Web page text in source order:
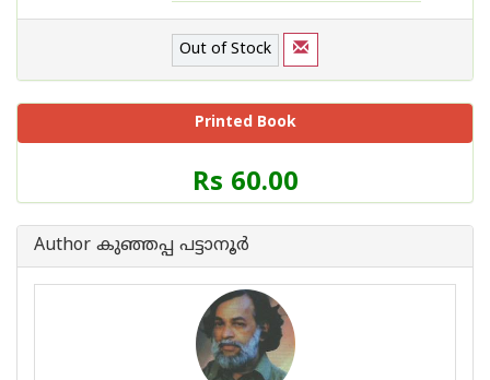
Out of Stock
Printed Book
Price
of
Book
is
Rs 60.00
Author കുഞ്ഞപ്പ പട്ടാ‍നൂര്‍